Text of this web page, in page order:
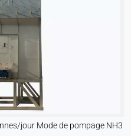
jour Mode de pompage NH3